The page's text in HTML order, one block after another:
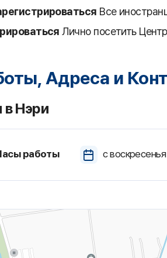
Все
Лично посетить
Адреса и
Нэри
работы с